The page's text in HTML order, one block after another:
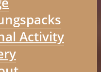
Activity